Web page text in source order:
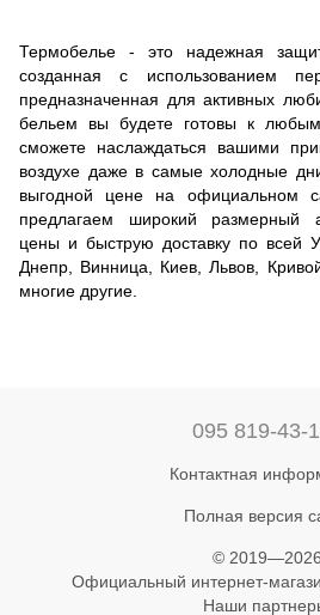
Термобелье - это надежная
созданная с использованием
предназначенная для активных
бельем вы будете готовы к
сможете наслаждаться вашими
воздухе даже в самые холодные
выгодной цене на официальном
предлагаем широкий размерный
цены и быструю доставку по всей
Днепр, Винница, Киев, Львов,
многие другие.
095 819-43-
Контактная
Полная версия
© 2019—2026
Официальный интернет-
Наши